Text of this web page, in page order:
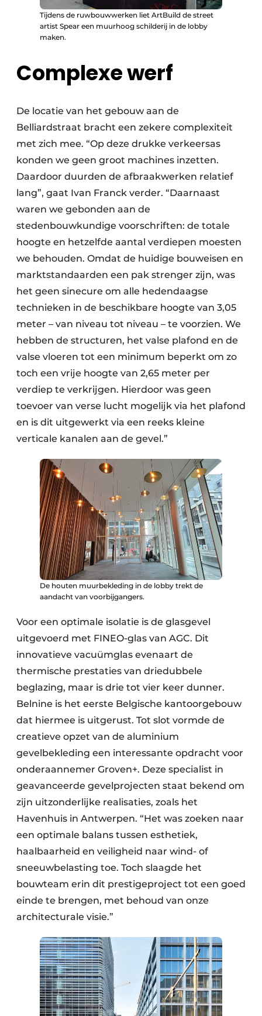
Tijdens de ruwbouwwerken liet ArtBuild de street
artist Spear een muurhoog schilderij in de lobby
maken.
Complexe werf
De locatie van het gebouw aan de
Belliardstraat bracht een zekere complexiteit
met zich mee. “Op deze drukke verkeersas
konden we geen groot machines inzetten.
Daardoor duurden de afbraakwerken relatief
lang”, gaat Ivan Franck verder. “Daarnaast
waren we gebonden aan de
stedenbouwkundige voorschriften: de totale
hoogte en hetzelfde aantal verdiepen moesten
we behouden. Omdat de huidige bouweisen en
marktstandaarden een pak strenger zijn, was
het geen sinecure om alle hedendaagse
technieken in de beschikbare hoogte van 3,05
meter – van niveau tot niveau – te voorzien. We
hebben de structuren, het valse plafond en de
valse vloeren tot een minimum beperkt om zo
toch een vrije hoogte van 2,65 meter per
verdiep te verkrijgen. Hierdoor was geen
toevoer van verse lucht mogelijk via het plafond
en is dit uitgewerkt via een reeks kleine
verticale kanalen aan de gevel.”
De houten muurbekleding in de lobby trekt de
aandacht van voorbijgangers.
Voor een optimale isolatie is de glasgevel
uitgevoerd met FINEO-glas van AGC. Dit
innovatieve vacuümglas evenaart de
thermische prestaties van driedubbele
beglazing, maar is drie tot vier keer dunner.
Belnine is het eerste Belgische kantoorgebouw
dat hiermee is uitgerust. Tot slot vormde de
creatieve opzet van de aluminium
gevelbekleding een interessante opdracht voor
onderaannemer Groven+. Deze specialist in
geavanceerde gevelprojecten staat bekend om
zijn uitzonderlijke realisaties, zoals het
Havenhuis in Antwerpen. “Het was zoeken naar
een optimale balans tussen esthetiek,
haalbaarheid en veiligheid naar wind- of
sneeuwbelasting toe. Toch slaagde het
bouwteam erin dit prestigeproject tot een goed
einde te brengen, met behoud van onze
architecturale visie.”